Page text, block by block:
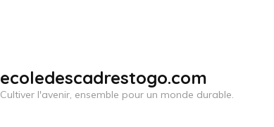
ecoledescadrestogo.com
Cultiver l'avenir, ensemble pour un monde durable.